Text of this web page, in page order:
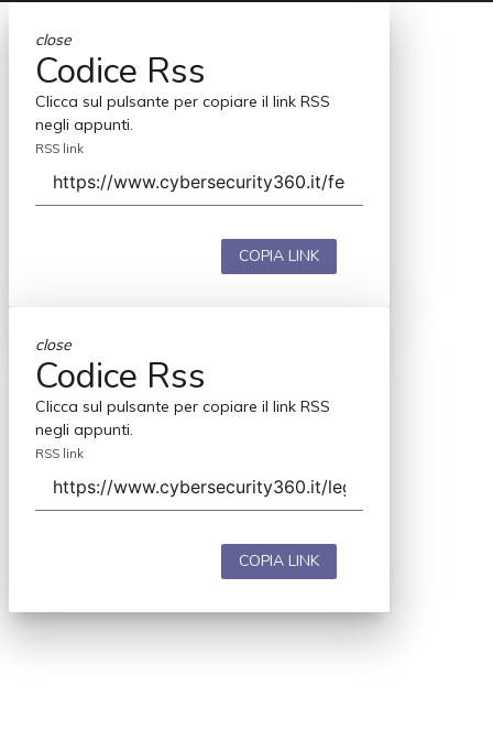
close
Codice Rss
Clicca sul pulsante per copiare il link RSS
negli appunti.
RSS link
COPIA LINK
close
Codice Rss
Clicca sul pulsante per copiare il link RSS
negli appunti.
RSS link
COPIA LINK